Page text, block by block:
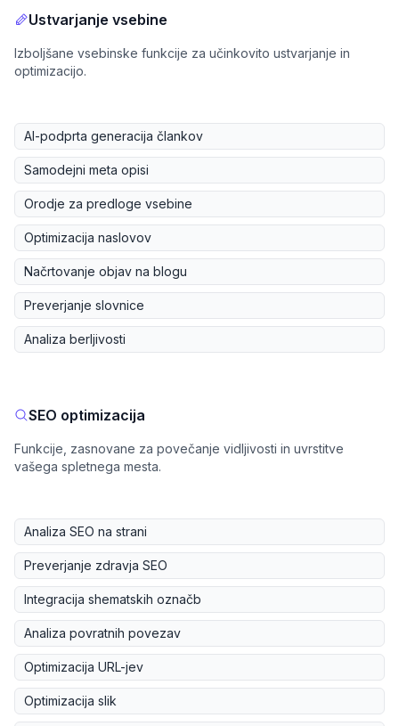
Ustvarjanje vsebine
Izboljšane vsebinske funkcije za učinkovito ustvarjanje in
optimizacijo.
AI-podprta generacija člankov
Samodejni meta opisi
Orodje za predloge vsebine
Optimizacija naslovov
Načrtovanje objav na blogu
Preverjanje slovnice
Analiza berljivosti
SEO optimizacija
Funkcije, zasnovane za povečanje vidljivosti in uvrstitve
vašega spletnega mesta.
Analiza SEO na strani
Preverjanje zdravja SEO
Integracija shematskih označb
Analiza povratnih povezav
Optimizacija URL-jev
Optimizacija slik